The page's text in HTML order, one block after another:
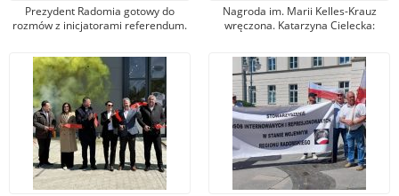
Prezydent Radomia gotowy do
rozmów z inicjatorami referendum.
Nagroda im. Marii Kelles-Krauz
wręczona. Katarzyna Cielecka: